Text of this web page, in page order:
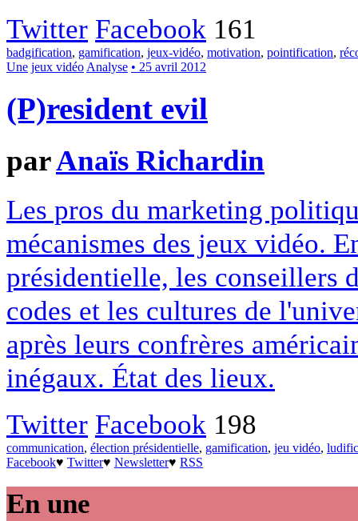
Twitter Facebook 161
badgification, gamification, jeux-vidéo, motivation, pointification,
Une jeux vidéoAnalyse • 25 avril 2012
(P)resident evil
parAnaïs Richardin
Les pros du marketing
mécanismes des jeux vidéo.
présidentielle, les conseillers
codes et les cultures de
après leurs confrères
inégaux. État des lieux.
Twitter Facebook 198
communication, élection présidentielle, gamification, jeu vidéo,
Facebook♥ Twitter♥ Newsletter♥ RSS
En une